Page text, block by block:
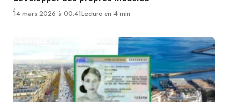
14 mars 2026 à 00:41Lecture en 4 min